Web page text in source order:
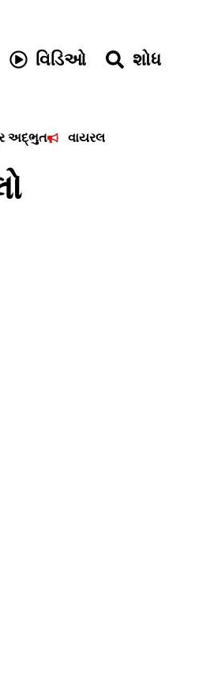
વિડિઓ શોધ
અદ્ભુત વાયરલ